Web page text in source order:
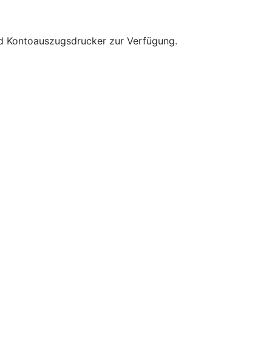
Kontoauszugsdrucker zur Verfügung.